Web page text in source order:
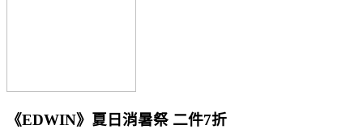
《EDWIN》夏日消暑祭 二件7折